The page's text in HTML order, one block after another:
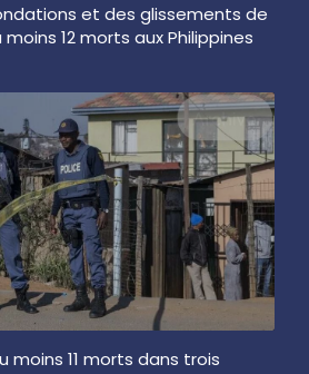
et des glissements de
12 morts aux Philippines
moins 11 morts dans trois